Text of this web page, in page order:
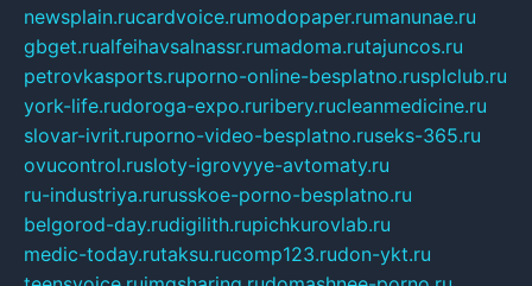
newsplain.rucardvoice.rumodopaper.rumanunae.ru
gbget.rualfeihavsalnassr.rumadoma.rutajuncos.ru
petrovkasports.ruporno-online-besplatno.rusplclub.ru
york-life.rudoroga-expo.ruribery.rucleanmedicine.ru
slovar-ivrit.ruporno-video-besplatno.ruseks-365.ru
ovucontrol.rusloty-igrovyye-avtomaty.ru
ru-industriya.rurusskoe-porno-besplatno.ru
belgorod-day.rudigilith.rupichkurovlab.ru
medic-today.rutaksu.rucomp123.rudon-ykt.ru